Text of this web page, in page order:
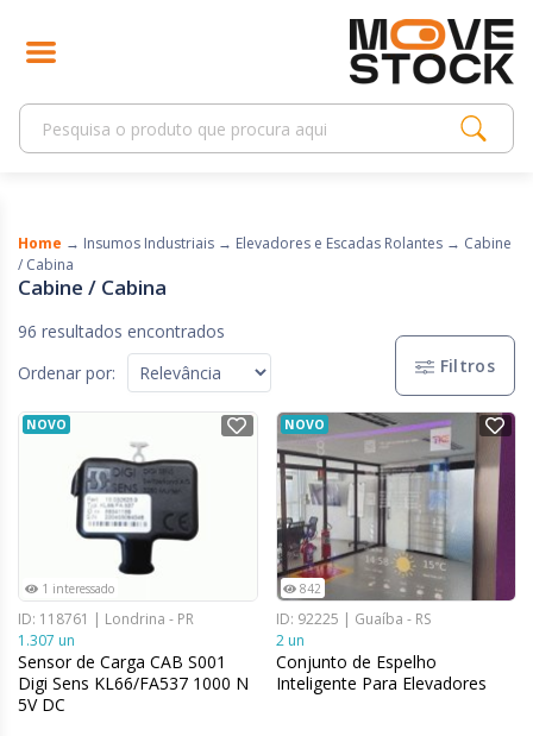
Home → Insumos Industriais → Elevadores e Escadas Rolantes → Cabine
/ Cabina
Cabine / Cabina
96 resultados encontrados
Ordenar por:
Filtros
NOVO
1 interessado
ID: 118761 | Londrina - PR
1.307 un
Sensor de Carga CAB S001
Digi Sens KL66/FA537 1000 N
5V DC
NOVO
842
ID: 92225 | Guaíba - RS
2 un
Conjunto de Espelho
Inteligente Para Elevadores